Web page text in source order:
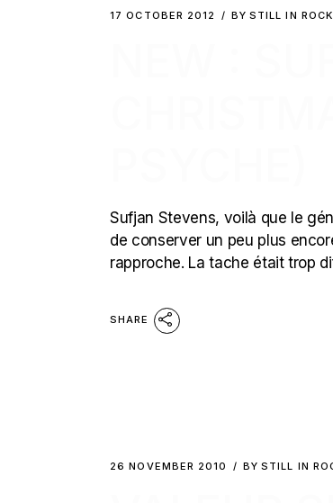
17 OCTOBER 2012 BY STILL IN ROCK
Sufjan Stevens, voilà que le
de conserver un peu plus
rapproche. La tache était trop
SHARE
26 NOVEMBER 2010 BY STILL IN